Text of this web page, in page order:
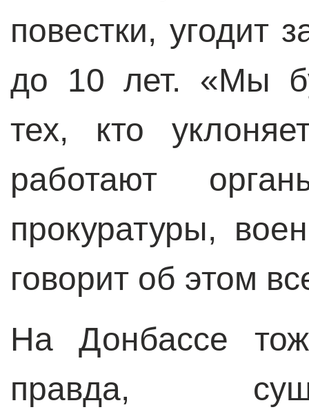
повестки, угодит
до 10 лет. «Мы
тех, кто
работают
прокуратуры,
говорит об этом
На Донбассе
правда,